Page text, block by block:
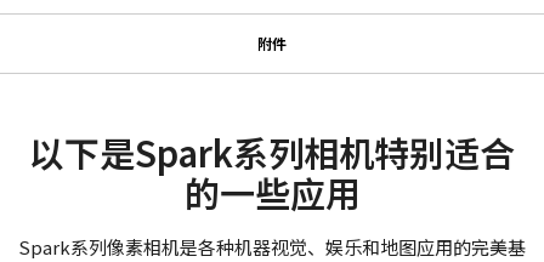
摄像机类别
彩色/黑白
Datasheet - SP-45001-CXP4
Manual - SP-45001-CXP4
附件
电源单元（含12针母头连接线）- 不含电源线
配备1.25米长线的广濑（Hirose）兼容连接器。
以下是Spark系列相机特别适合
的一些应用
Spark系列像素相机是各种机器视觉、娱乐和地图应用的完美基